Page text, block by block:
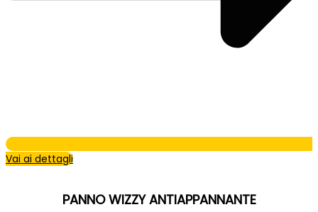
Vai ai dettagli
PANNO WIZZY ANTIAPPANNANTE